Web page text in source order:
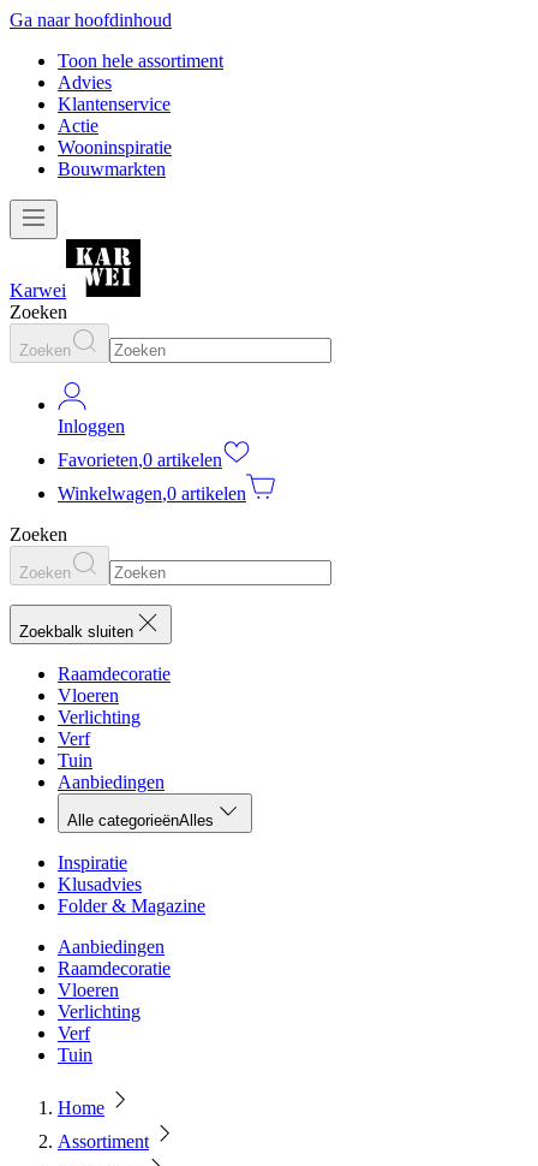
Ga naar hoofdinhoud
Toon hele assortiment
Advies
Klantenservice
Actie
Wooninspiratie
Bouwmarkten
Karwei
Zoeken
Zoeken
Inloggen
Favorieten,0 artikelen
Winkelwagen,0 artikelen
Zoeken
Zoeken
Zoekbalk sluiten
Raamdecoratie
Vloeren
Verlichting
Verf
Tuin
Aanbiedingen
Alle categorieënAlles
Inspiratie
Klusadvies
Folder & Magazine
Aanbiedingen
Raamdecoratie
Vloeren
Verlichting
Verf
Tuin
Home
Assortiment